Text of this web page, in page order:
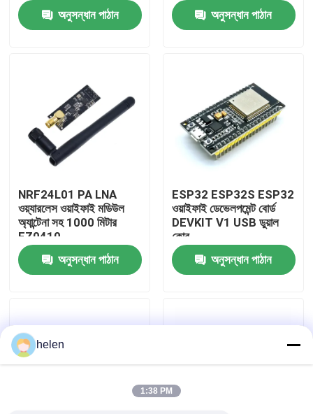
আমাদের সম্পর্কে
কারখানা পরিদর্শন
আমাদের সাথে যোগাযোগ করুন
খবর
ব্লগ
অনুসন্ধান পাঠান
অনুসন্ধান পাঠান
NRF24L01 PA LNA
ওয়্যারলেস ওয়াইফাই মডিউল
অ্যান্টেনা সহ 1000 মিটার
FZ0410
অনুসন্ধান পাঠান
ESP32 ESP32S ESP32
ওয়াইফাই ডেভেলপমেন্ট বোর্ড
DEVKIT V1 USB ডুয়াল
কোর
অনুসন্ধান পাঠান
helen
1:38 PM